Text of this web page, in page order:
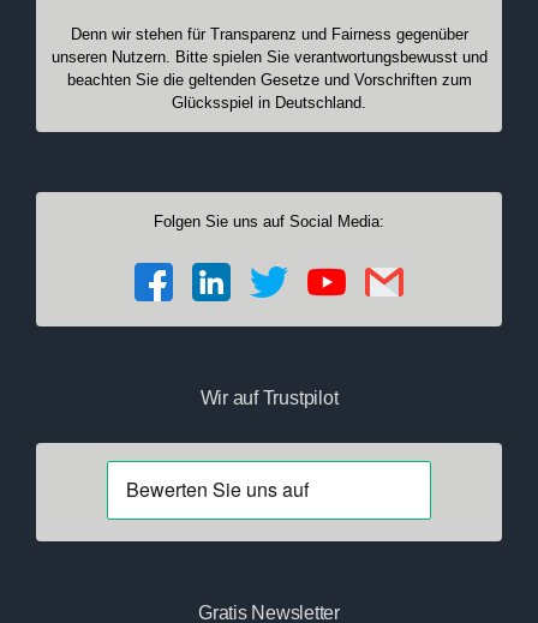
Denn wir stehen für Transparenz und Fairness gegenüber
unseren Nutzern. Bitte spielen Sie verantwortungsbewusst und
beachten Sie die geltenden Gesetze und Vorschriften zum
Glücksspiel in Deutschland.
Folgen Sie uns auf Social Media:
Wir auf Trustpilot
Gratis Newsletter